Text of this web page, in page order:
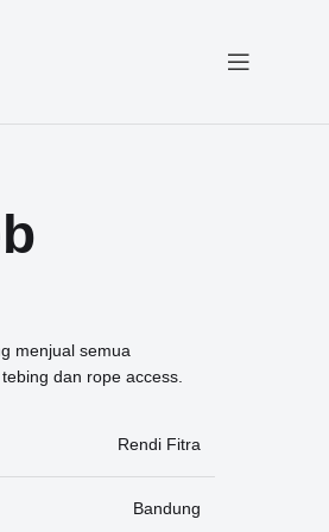
menjual semua
dan rope access.
Rendi Fitra
Bandung